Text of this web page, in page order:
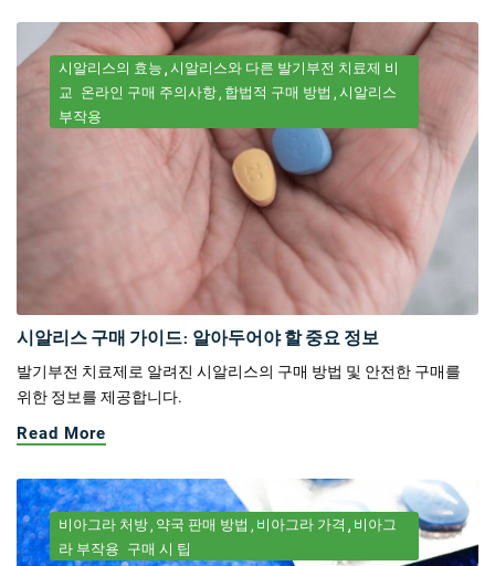
시알리스의 효능 시알리스와 다른 발기부전 치료제 비
교 온라인 구매 주의사항 합법적 구매 방법 시알리스
부작용
시알리스 구매 가이드: 알아두어야 할 중요 정보
발기부전 치료제로 알려진 시알리스의 구매 방법 및 안전한 구매를
위한 정보를 제공합니다.
Read More
비아그라 처방 약국 판매 방법 비아그라 가격
비아그
라 부작용 구매 시 팁